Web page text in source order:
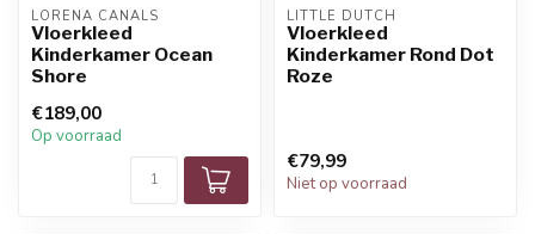
LORENA CANALS
Vloerkleed
Kinderkamer Ocean
Shore
€189,00
Op voorraad
LITTLE DUTCH
Vloerkleed
Kinderkamer Rond Dot
Roze
€79,99
Niet op voorraad